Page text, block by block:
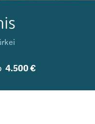
4.500 €